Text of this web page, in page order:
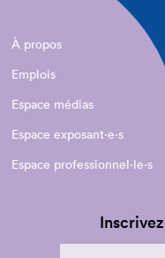
À propos
Emplois
Espace médias
Espace exposant·e⋅s
Espace professionnel·le⋅s